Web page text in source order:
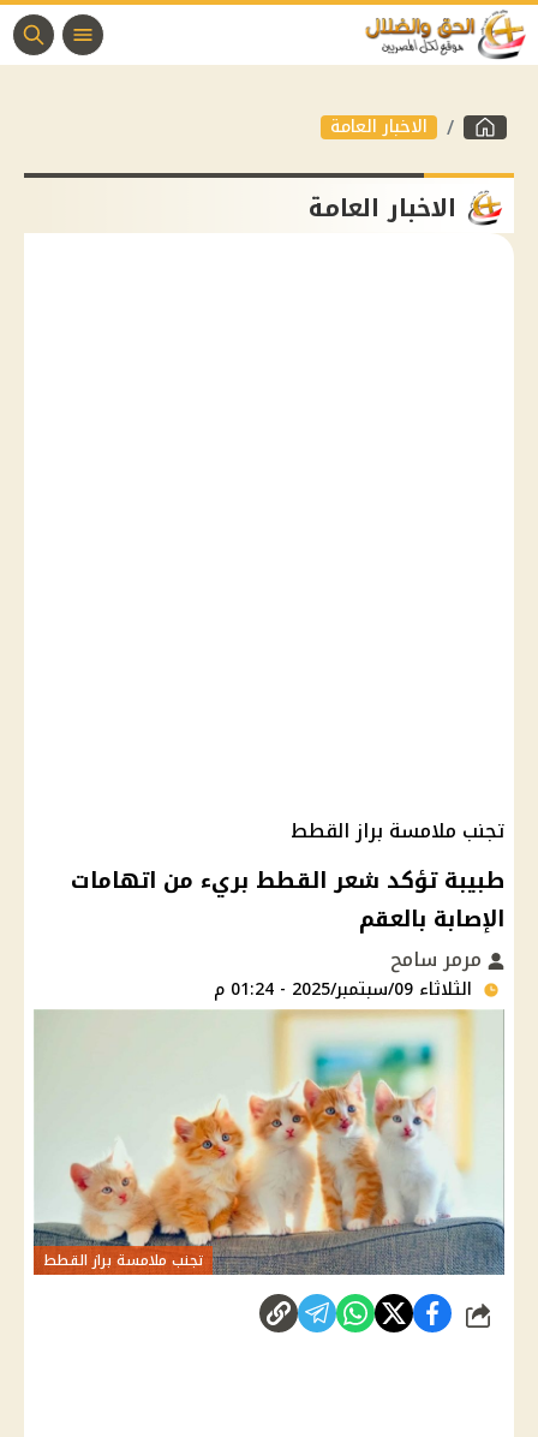
الاخبار العامة
الاخبار العامة
تجنب ملامسة براز القطط
طبيبة تؤكد شعر القطط بريء من اتهامات
الإصابة بالعقم
مرمر سامح
الثلاثاء 09/سبتمبر/2025 - 01:24 م
تجنب ملامسة براز القطط
شارك